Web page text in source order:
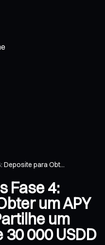
Deposite para Obt...
Fase 4:
um APY
um
30 000 USDD